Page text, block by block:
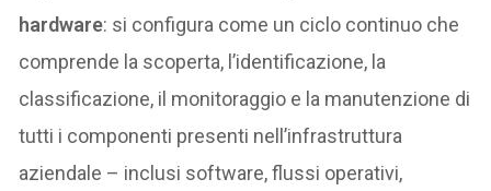
hardware: si configura come un ciclo continuo che
comprende la scoperta, l’identificazione, la
classificazione, il monitoraggio e la manutenzione di
tutti i componenti presenti nell’infrastruttura
aziendale – inclusi software, flussi operativi,